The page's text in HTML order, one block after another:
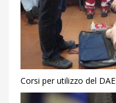
Corsi per utilizzo del DAE